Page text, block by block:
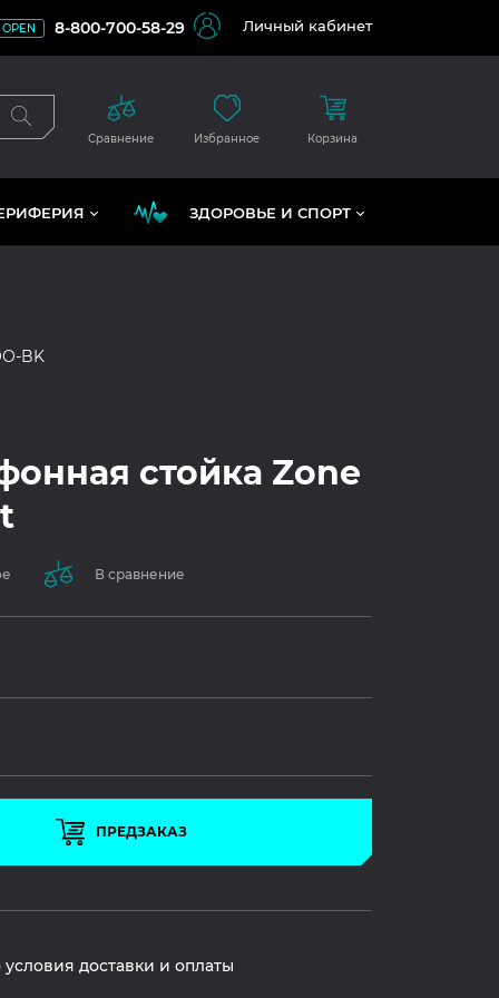
OPEN 8-800-700-58-29 Личный кабинет
Сравнение Избранное Корзина
ЗДОРОВЬЕ И СПОРТ
BK
стойка Zone
В сравнение
ПРЕДЗАКАЗ
доставки и оплаты